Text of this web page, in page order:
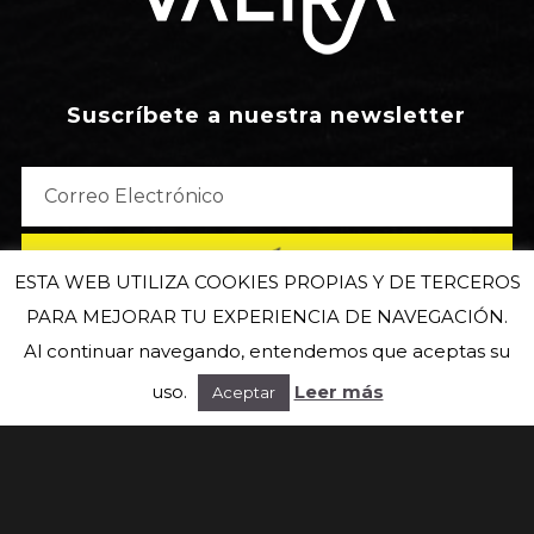
Suscríbete a nuestra newsletter
ESTA WEB UTILIZA COOKIES PROPIAS Y DE TERCEROS
PARA MEJORAR TU EXPERIENCIA DE NAVEGACIÓN.
Al continuar navegando, entendemos que aceptas su
uso.
Aceptar Leer más